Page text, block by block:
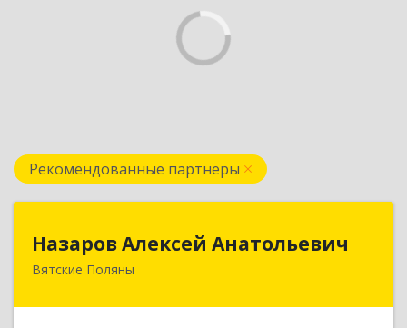
Рекомендованные партнеры
Назаров Алексей Анатольевич
Вятские Поляны
Назаров Алексей Анатольевич
612964,Кировская обл,город Вятские Поляны